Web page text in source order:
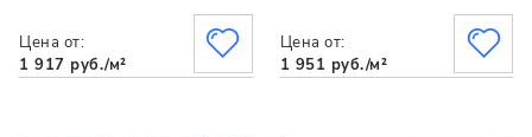
Цена от:
1 917 руб./м²
Цена от:
1 951 руб./м²